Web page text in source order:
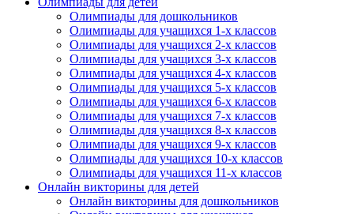
Олимпиады для дошкольников
Олимпиады для учащихся 1-х классов
Олимпиады для учащихся 2-х классов
Олимпиады для учащихся 3-х классов
Олимпиады для учащихся 4-х классов
Олимпиады для учащихся 5-х классов
Олимпиады для учащихся 6-х классов
Олимпиады для учащихся 7-х классов
Олимпиады для учащихся 8-х классов
Олимпиады для учащихся 9-х классов
Олимпиады для учащихся 10-х классов
Олимпиады для учащихся 11-х классов
Онлайн викторины для детей
Онлайн викторины для дошкольников